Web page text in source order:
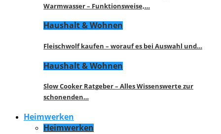
Warmwasser – Funktionsweise,…
Haushalt & Wohnen
Fleischwolf kaufen – worauf es bei Auswahl und…
Haushalt & Wohnen
Slow Cooker Ratgeber – Alles Wissenswerte zur
schonenden…
Heimwerken
Heimwerken